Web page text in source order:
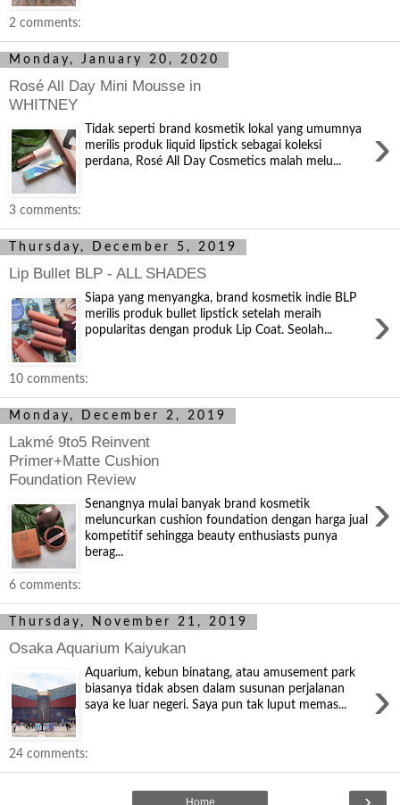
2 comments:
Monday, January 20, 2020
Rosé All Day Mini Mousse in
WHITNEY
›
Tidak seperti brand kosmetik lokal yang umumnya
merilis produk liquid lipstick sebagai koleksi
perdana, Rosé All Day Cosmetics malah melu...
3 comments:
Thursday, December 5, 2019
Lip Bullet BLP - ALL SHADES
›
Siapa yang menyangka, brand kosmetik indie BLP
merilis produk bullet lipstick setelah meraih
popularitas dengan produk Lip Coat. Seolah...
10 comments:
Monday, December 2, 2019
Lakmé 9to5 Reinvent
Primer+Matte Cushion
Foundation Review
›
Senangnya mulai banyak brand kosmetik
meluncurkan cushion foundation dengan harga jual
kompetitif sehingga beauty enthusiasts punya
berag...
6 comments:
Thursday, November 21, 2019
Osaka Aquarium Kaiyukan
›
Aquarium, kebun binatang, atau amusement park
biasanya tidak absen dalam susunan perjalanan
saya ke luar negeri. Saya pun tak luput memas...
24 comments:
Home